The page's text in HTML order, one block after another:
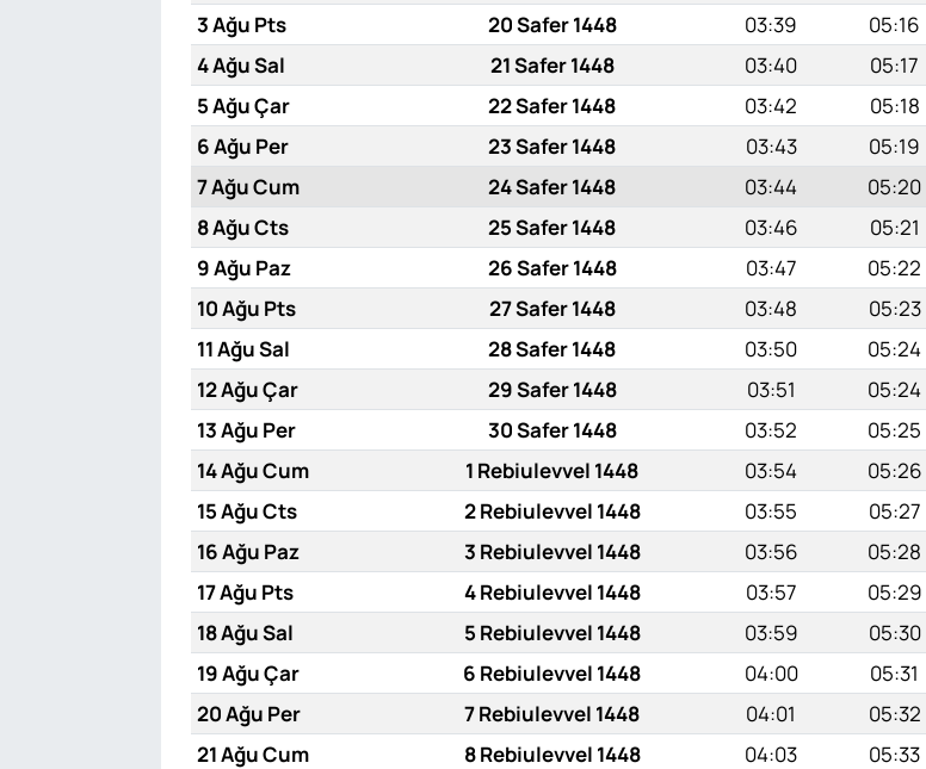
3 Ağu Pts
20 Safer 1448 03:39 05:16
4 Ağu Sal
21 Safer 1448 03:40 05:17
5 Ağu Çar
22 Safer 1448 03:42 05:18
6 Ağu Per
23 Safer 1448 03:43 05:19
7 Ağu Cum
24 Safer 1448 03:44 05:20
8 Ağu Cts
25 Safer 1448 03:46 05:21
9 Ağu Paz
26 Safer 1448 03:47 05:22
10 Ağu Pts
27 Safer 1448 03:48 05:23
11 Ağu Sal
28 Safer 1448 03:50 05:24
12 Ağu Çar
29 Safer 1448 03:51 05:24
13 Ağu Per
30 Safer 1448 03:52 05:25
14 Ağu Cum
1 Rebiulevvel 1448 03:54 05:26
15 Ağu Cts
2 Rebiulevvel 1448 03:55 05:27
16 Ağu Paz
3 Rebiulevvel 1448 03:56 05:28
17 Ağu Pts
4 Rebiulevvel 1448 03:57 05:29
18 Ağu Sal
5 Rebiulevvel 1448 03:59 05:30
19 Ağu Çar
6 Rebiulevvel 1448 04:00 05:31
20 Ağu Per
7 Rebiulevvel 1448 04:01 05:32
21 Ağu Cum
8 Rebiulevvel 1448 04:03 05:33